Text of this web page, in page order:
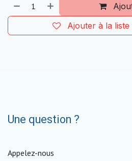
Ajouter à la liste
Une question ?
Appelez-nous